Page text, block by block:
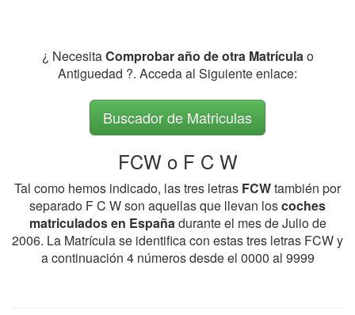
¿ NecesitaComprobar año de otra Matrículao
Antiguedad ?. Acceda al Siguiente enlace:
Buscador de Matriculas
FCW o F C W
Tal como hemos indicado, las tres letras FCWtambién por
separado F C W son aquellas que llevan loscoches
matriculados en Españadurante el mes de Julio de
2006. La Matrícula se identifica con estas tres letras FCW y
a continuación 4 números desde el 0000 al 9999